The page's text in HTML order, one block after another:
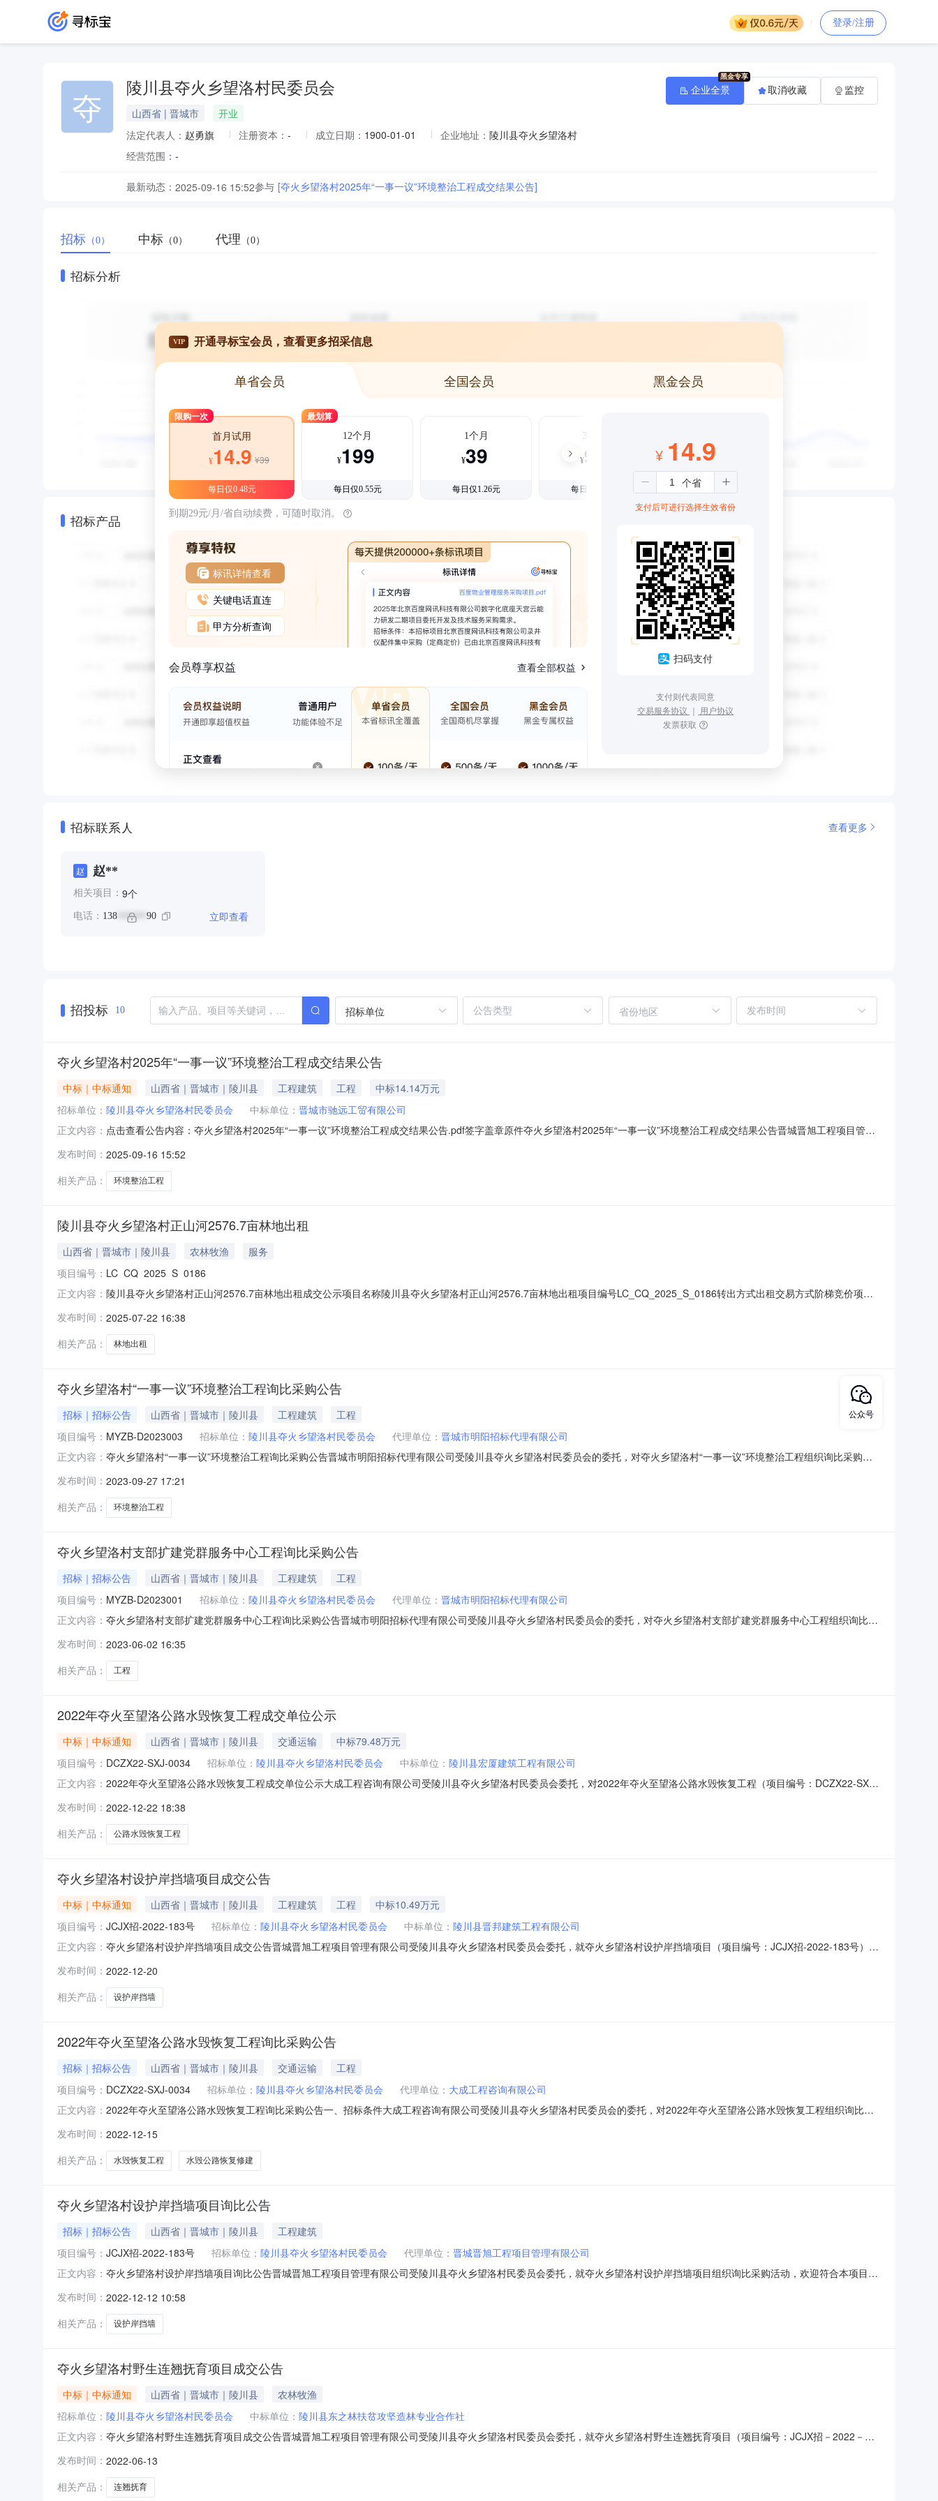
登录/注册
夺 陵川县夺火乡望洛村民委员会
山西省 | 晋城市
开业
法定代表人： 赵勇旗 注册资本： - 成立日期： 1900-01-01 企业地址： 陵川县夺火乡望洛村
经营范围： -
最新动态： 2025-09-16 15:52参与 [夺火乡望洛村2025年“一事一议”环境整治工程成交结果公告]
企业全景 取消收藏 监控
招标 （0） 中标 （0） 代理 （0）
招标分析
招标产品
VIP 开通寻标宝会员，查看更多招采信息
单省会员 全国会员 黑金会员
限购一次
首月试用
¥14.9 ¥39
每日仅0.48元
最划算
12个月
¥199
每日仅0.55元
1个月
¥39
每日仅1.26元
3个月
¥99
每日仅1.08元
到期29元/月/省自动续费，可随时取消。
标讯详情查看
关键电话直连
甲方分析查询
会员尊享权益 查看全部权益
¥ 14.9
支付后可进行选择生效省份
扫码支付
支付则代表同意
交易服务协议 ｜ 用户协议
发票获取
招标联系人 查看更多
赵 赵**
相关项目： 9个
电话： 138 ****** 90 立即查看
招投标 10 招标单位 省份地区
夺火乡望洛村2025年“一事一议”环境整治工程成交结果公告
中标｜中标通知 山西省｜晋城市｜陵川县 工程建筑 工程
中标14.14万元
招标单位： 陵川县夺火乡望洛村民委员会 中标单位： 晋城市驰远工贸有限公司
正文内容： 点击查看公告内容：夺火乡望洛村2025年“一事一议”环境整治工程成交结果公告.pdf签字盖章原件夺火乡望洛村2025年“一事一议”环境整治工程成交结果公告晋城晋旭工程项目管理
晋城市驰远工贸有限公司成交金额：141494.55元建设工期：30天质量要求：合格二、评审小组人员评审小组成员由赵国亮、赵军、韩香玲同志三人组成。三、监督部门：本招标项
目的监督部门为
发布时间： 2025-09-16 15:52
相关产品：
环境整治工程
陵川县夺火乡望洛村正山河2576.7亩林地出租
山西省｜晋城市｜陵川县 农林牧渔
服务
项目编号： LC_CQ_2025_S_0186
正文内容： 陵川县夺火乡望洛村正山河2576.7亩林地出租成交公示项目名称陵川县夺火乡望洛村正山河2576.7亩林地出租项目编号LC_CQ_2025_S_0186转出方式出租交易方式阶梯竞价项目
28至2035-06-27成交价格40.0元/亩/年咨询电话备注附件
发布时间： 2025-07-22 16:38
相关产品：
林地出租
夺火乡望洛村“一事一议”环境整治工程询比采购公告
招标｜招标公告 山西省｜晋城市｜陵川县 工程建筑
工程
项目编号： MYZB-D2023003 招标单位： 陵川县夺火乡望洛村民委员会 代理单位： 晋城市明阳招标代理有限公司
正文内容： 夺火乡望洛村“一事一议”环境整治工程询比采购公告晋城市明阳招标代理有限公司受陵川县夺火乡望洛村民委员会的委托，对夺火乡望洛村“一事一议”环境整治工程组织询比采购活
内容：拆除旧厕所两座、修建新厕所一座、设护岸挡墙、步道。1.4工期：20日历天1.5质量要求：合格2、报价人应具备的资格条件2.1要求报价人须具备独立承担民事责任的能力,具
有有效
发布时间： 2023-09-27 17:21
相关产品：
环境整治工程
夺火乡望洛村支部扩建党群服务中心工程询比采购公告
招标｜招标公告 山西省｜晋城市｜陵川县 工程建筑
工程
项目编号： MYZB-D2023001 招标单位： 陵川县夺火乡望洛村民委员会 代理单位： 晋城市明阳招标代理有限公司
正文内容： 夺火乡望洛村支部扩建党群服务中心工程询比采购公告晋城市明阳招标代理有限公司受陵川县夺火乡望洛村民委员会的委托，对夺火乡望洛村支部扩建党群服务中心工程组织询比采
D20230011.3建设内容：包括修建党支部二楼及党政服务中心加装钢架走廊等。1.4工期：40日历天1.5质量要求：合格2、报价人应具备的资格条件2.1要求报价人须具备独立承担民
事责任的能力，具有
发布时间： 2023-06-02 16:35
相关产品：
工程
2022年夺火至望洛公路水毁恢复工程成交单位公示
中标｜中标通知 山西省｜晋城市｜陵川县 交通运输
中标79.48万元
项目编号： DCZX22-SXJ-0034 招标单位： 陵川县夺火乡望洛村民委员会 中标单位： 陵川县宏厦建筑工程有限公司
正文内容： 2022年夺火至望洛公路水毁恢复工程成交单位公示大成工程咨询有限公司受陵川县夺火乡望洛村民委员会委托，对2022年夺火至望洛公路水毁恢复工程（项目编号：DCZX22-SXJ-
川县夺火乡望洛村民委员会地址：陵川县夺火乡望洛村联系人：赵先生联系电话：13849522390采购代理机构：大成工程咨询有限公司地址：晋城市金海港商务大厦院内东三楼联系
人：宋女士联
发布时间： 2022-12-22 18:38
相关产品：
公路水毁恢复工程
夺火乡望洛村设护岸挡墙项目成交公告
中标｜中标通知 山西省｜晋城市｜陵川县 工程建筑 工程
中标10.49万元
项目编号： JCJX招-2022-183号 招标单位： 陵川县夺火乡望洛村民委员会 中标单位： 陵川县晋邦建筑工程有限公司
正文内容： 夺火乡望洛村设护岸挡墙项目成交公告晋城晋旭工程项目管理有限公司受陵川县夺火乡望洛村民委员会委托，就夺火乡望洛村设护岸挡墙项目（项目编号：JCJX招-2022-183号）进
程有限公司成交金额：104964.30元采购单位：陵川县夺火乡望洛村民委员会联系人：赵先生电话：13849522390代理机构：晋城晋旭工程项目管理有限公司地址：陵川县崇文镇城
西
发布时间： 2022-12-20
相关产品：
设护岸挡墙
2022年夺火至望洛公路水毁恢复工程询比采购公告
招标｜招标公告 山西省｜晋城市｜陵川县 交通运输
工程
项目编号： DCZX22-SXJ-0034 招标单位： 陵川县夺火乡望洛村民委员会 代理单位： 大成工程咨询有限公司
正文内容： 2022年夺火至望洛公路水毁恢复工程询比采购公告一、招标条件大成工程咨询有限公司受陵川县夺火乡望洛村民委员会的委托，对2022年夺火至望洛公路水毁恢复工程组织询比采
火乡望洛村4、项目内容：夺火至望洛城沟水毁公路恢复修建，路线全长0.06km。（具体内容详见工程量清单）5、计划工期：20天6、质量要求：合格三、供应商资格要求1、具有
独立法人资格
发布时间： 2022-12-15
相关产品：
水毁恢复工程 水毁公路恢复修建
夺火乡望洛村设护岸挡墙项目询比公告
招标｜招标公告 山西省｜晋城市｜陵川县
工程建筑
项目编号： JCJX招-2022-183号 招标单位： 陵川县夺火乡望洛村民委员会 代理单位： 晋城晋旭工程项目管理有限公司
正文内容： 夺火乡望洛村设护岸挡墙项目询比公告晋城晋旭工程项目管理有限公司受陵川县夺火乡望洛村民委员会委托，就夺火乡望洛村设护岸挡墙项目组织询比采购活动，欢迎符合本项目资
期：3个月。3.3质量：合格。3.4建设地点：夺火乡望洛村。四、供应商资格要求4.1具有独立承担民事责任的能力，具有有效的营业执照，并在人员、设备、资金等方面具有相应的
施工能力；4.2具有
发布时间： 2022-12-12 10:58
相关产品：
设护岸挡墙
夺火乡望洛村野生连翘抚育项目成交公告
中标｜中标通知 山西省｜晋城市｜陵川县
农林牧渔
招标单位： 陵川县夺火乡望洛村民委员会 中标单位： 陵川县东之林扶贫攻坚造林专业合作社
正文内容： 夺火乡望洛村野生连翘抚育项目成交公告晋城晋旭工程项目管理有限公司受陵川县夺火乡望洛村民委员会委托，就夺火乡望洛村野生连翘抚育项目（项目编号：JCJX招－2022－
林扶贫攻坚造林专业合作社成交供应商地址：山西省晋城市陵川县崇文镇小召村北川76号成交金额：349000.00元（大写：叁拾肆万玖仟元整）。采购人：陵川县夺火乡望洛村民委
员会联系人：赵先生
发布时间： 2022-06-13
相关产品：
连翘抚育
公众号